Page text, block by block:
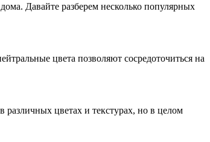
Давайте разберем несколько популярных
цвета позволяют сосредоточиться на
цветах и текстурах, но в целом